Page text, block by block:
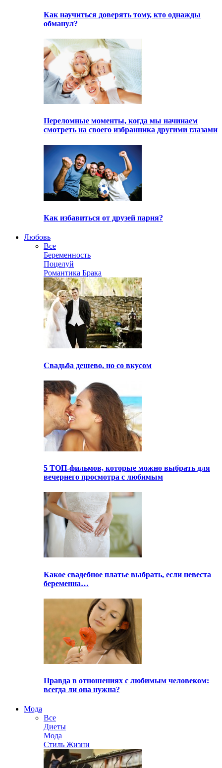
Как научиться доверять тому, кто однажды
обманул?
Переломные моменты, когда мы начинаем
смотреть на своего избранника другими глазами
Как избавиться от друзей парня?
Любовь
Все
Беременность
Поцелуй
Романтика Брака
Свадьба дешево, но со вкусом
5 ТОП-фильмов, которые можно выбрать для
вечернего просмотра с любимым
Какое свадебное платье выбрать, если невеста
беременна…
Правда в отношениях с любимым человеком:
всегда ли она нужна?
Мода
Все
Диеты
Мода
Стиль Жизни